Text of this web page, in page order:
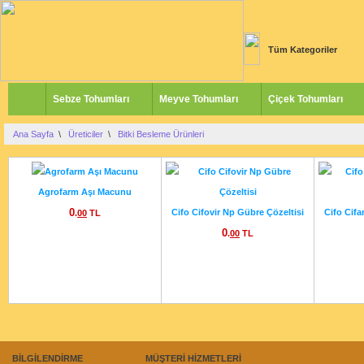
Tüm Kategoriler
Sebze Tohumları Meyve Tohumları Çiçek Tohumları
Ana Sayfa \ Üreticiler \ Bitki Besleme Ürünleri
Agrofarm Aşı Macunu
0.00 TL Cifo Cifovir Np Gübre Çözeltisi
0.00 TL
Cifo
BİLGİLENDİRME
MÜŞTERİ HİZMETLERİ